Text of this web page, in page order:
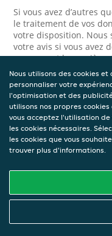
Si vous avez d’autres
le traitement de vos
votre disposition. Nous
votre avis si vous avez
concernant la manière
confidentialité.
Sécurité
JET prend la protection
très au sérieux. Ainsi,
appropriées pour
personnel contre
données à caractère
protégées ou si vous
Nous utilisons des cookies
personnaliser votre
l'optimisation et des
utilisons nos propres
vous acceptez l'utilisation de
les cookies nécessaires.
les cookies que vous
trouver plus d'informations.